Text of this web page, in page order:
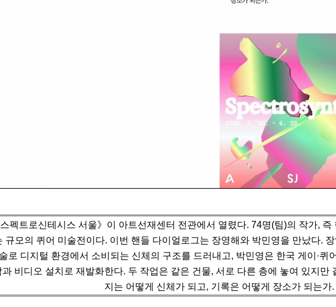
펙트로신테시스 서울》이 아트선재센터 전관에서 열렸다. 74명(팀)의 작가, 즉
규모의 퀴어 미술전이다. 이번 핸들 다이얼로그는 장영해와 박민영을 만났다.
로 디지털 환경에서 소비되는 신체의 구조를 드러내고, 박민영은 한국 게이·퀴
과 비디오 설치로 재발화한다. 두 작업은 같은 건물, 서로 다른 층에 놓여 있지만
지는 어떻게 신체가 되고, 기록은 어떻게 장소가 되는가.